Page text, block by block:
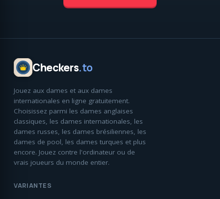
Checkers.to
Jouez aux dames et aux dames
internationales en ligne gratuitement.
Choisissez parmi les dames anglaises
classiques, les dames internationales, les
dames russes, les dames brésiliennes, les
dames de pool, les dames turques et plus
encore. Jouez contre l'ordinateur ou de
vrais joueurs du monde entier.
VARIANTES